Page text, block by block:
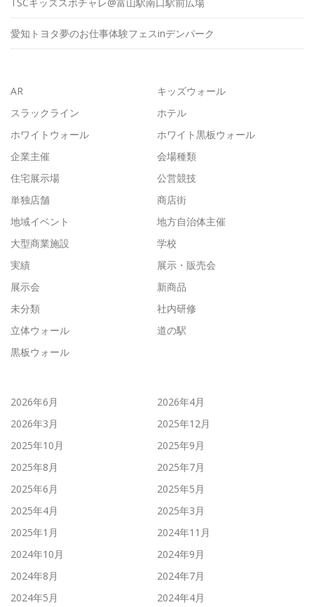
愛知トヨタ夢のお仕事体験フェスinデンパーク
AR
キッズウォール
スラックライン
ホテル
ホワイトウォール
ホワイト黒板ウォール
企業主催
会場種類
住宅展示場
公営競技
単独店舗
商店街
地域イベント
地方自治体主催
大型商業施設
学校
実績
展示・販売会
展示会
新商品
未分類
社内研修
立体ウォール
道の駅
黒板ウォール
2026年6月
2026年4月
2026年3月
2025年12月
2025年10月
2025年9月
2025年8月
2025年7月
2025年6月
2025年5月
2025年4月
2025年3月
2025年1月
2024年11月
2024年10月
2024年9月
2024年8月
2024年7月
2024年5月
2024年4月